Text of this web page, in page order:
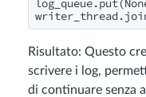
Risultato: Questo
scrivere i log,
di continuare senza